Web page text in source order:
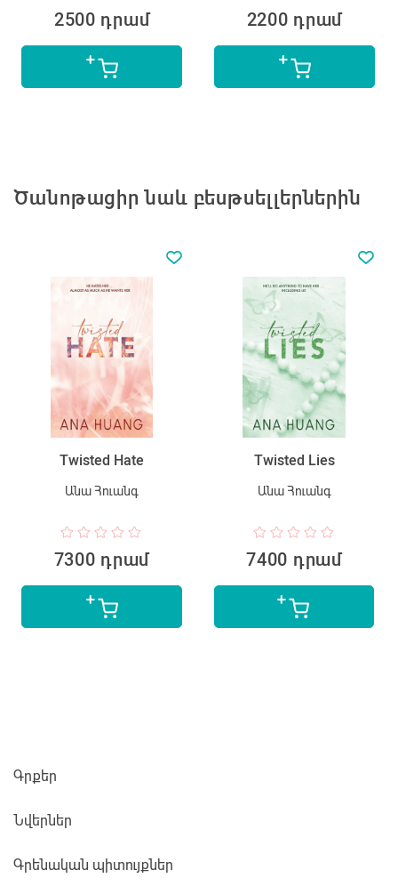
2500 դրամ 2200 դրամ
Ծանոթացիր նաև բեսթսելլերներին
Twisted Hate
Անա Հուանգ
7300 դրամ
Twisted Lies
Անա Հուանգ
7400 դրամ
Գրքեր
Նվերներ
Գրենական պիտույքներ